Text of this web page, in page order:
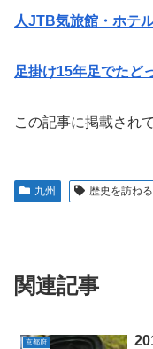
人JTB気旅館・ホテ
足掛け15年足でたど
この記事に掲載され
九州 歴史を訪ね
関連記事
京都府